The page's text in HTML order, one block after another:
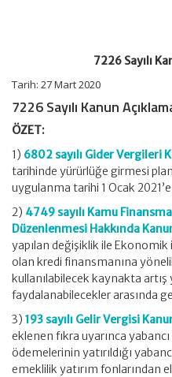
7226 Sayılı
Tarih: 27 Mart 2020
7226 Sayılı Kanun
ÖZET:
1) 6802 sayılı Gider Vergileri
tarihinde yürürlüğe girmesi
uygulanma tarihi 1 Ocak
2) 4749 sayılı Kamu
Düzenlenmesi Hakkında
yapılan değişiklik ile
olan kredi finansmanına
kullanılabilecek kaynakta artış
faydalanabilecekler arasında
3) 193 sayılı Gelir Vergisi
eklenen fıkra uyarınca
ödemelerinin yatırıldığı
emeklilik yatırım fonlarından